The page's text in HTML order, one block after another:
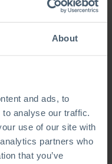
About
and ads, to
analyse our traffic.
use of our site with
partners who
that you’ve